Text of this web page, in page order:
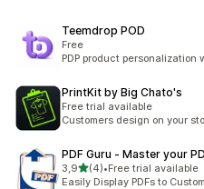
Teemdrop POD
Free
PDP product
PrintKit by Big Chato's
Free trial available
Customers design on your
PDF Guru ‑ Master your
3,95 yıldız üzerinden
(4)
toplam 4 değerlendirme
•Free trial available
Easily Display PDFs to